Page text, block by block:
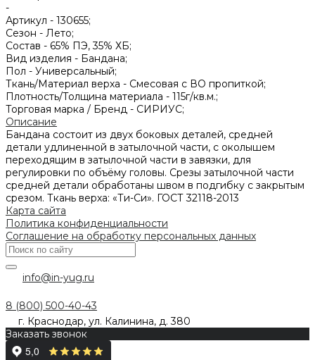
-
Артикул - 130655;
Сезон - Лето;
Состав - 65% ПЭ, 35% ХБ;
Вид изделия - Бандана;
Пол - Универсальный;
Ткань/Материал верха - Смесовая с ВО пропиткой;
Плотность/Толщина материала - 115г/кв.м.;
Торговая марка / Бренд - СИРИУС;
Описание
Бандана состоит из двух боковых деталей, средней
детали удлиненной в затылочной части, с околышем
переходящим в затылочной части в завязки, для
регулировки по объёму головы. Срезы затылочной части
средней детали обработаны швом в подгибку с закрытым
срезом. Ткань верха: «Ти-Си». ГОСТ 32118-2013
Карта сайта
Политика конфиденциальности
Соглашение на обработку персональных данных
info@in-yug.ru
8 (800) 500-40-43
г. Краснодар, ул. Калинина, д. 380
Заказать звонок